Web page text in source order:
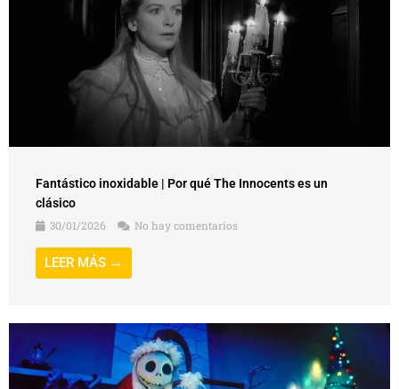
Fantástico inoxidable | Por qué The Innocents es un
clásico
30/01/2026
No hay comentarios
LEER MÁS →